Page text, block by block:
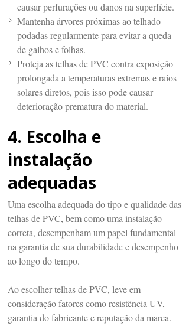
causar perfurações ou danos na superfície.
Mantenha árvores próximas ao telhado
podadas regularmente para evitar a queda
de galhos e folhas.
Proteja as telhas de PVC contra exposição
prolongada a temperaturas extremas e raios
solares diretos, pois isso pode causar
deterioração prematura do material.
4. Escolha e
instalação
adequadas
Uma escolha adequada do tipo e qualidade das
telhas de PVC, bem como uma instalação
correta, desempenham um papel fundamental
na garantia de sua durabilidade e desempenho
ao longo do tempo.
Ao escolher telhas de PVC, leve em
consideração fatores como resistência UV,
garantia do fabricante e reputação da marca.